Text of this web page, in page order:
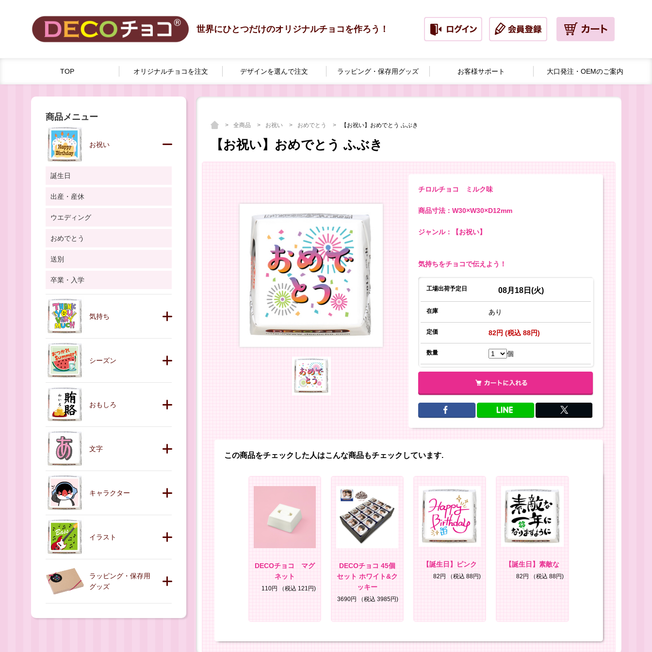
世界にひとつだけのオリジナルチョコを作ろう！
TOP オリジナルチョコを注文 デザインを選んで注文 ラッピング・ 保存用グッズ お客様サポート 大口発注・ OEMのご案内
全商品 お祝い おめでとう 【お祝い】おめでとう ふぶき
【お祝い】おめでとう ふぶき
チロルチョコ ミルク味
商品寸法：W30×W30×D12mm
ジャンル：【お祝い】
気持ちをチョコで伝えよう！
工場出荷予定日 08月18日(火)
在庫 あり
定価 82円 (税込 88円)
数量 個
この商品をチェックした人はこんな商品もチェックしています.
DECOチョコ マグ
ネット
110円 （税込 121円)
DECOチョコ 45個
セット ホワイト&ク
ッキー
3690円 （税込 3985円)
【誕生日】ピンク
82円 （税込 88円)
【誕生日】素敵な
82円 （税込 88円)
商品メニュー
お祝い
誕生日
出産・産休
ウエディング
おめでとう
送別
卒業・入学
気持ち
シーズン
おもしろ
文字
キャラクター
イラスト
ラッピング・保存用
グッズ